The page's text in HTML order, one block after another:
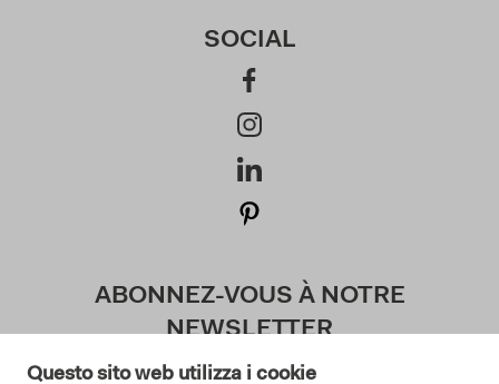
Questo sito web utilizza i cookie
SOCIAL
ABONNEZ-VOUS À NOTRE
NEWSLETTER